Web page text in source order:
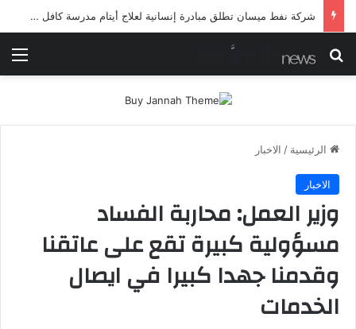
شرطة ميسان تلقي القبض على مطلقي العيارات النارية أثناء تشييع جنائزي في العمارة
بحث عن
الرئيسية / الاخبار
الاخبار
وزير العمل: محاربة الفساد
مسؤولية كبيرة تقع على عاتقنا
وقدمنا جهدا كبيرا في ايصال
الخدمات